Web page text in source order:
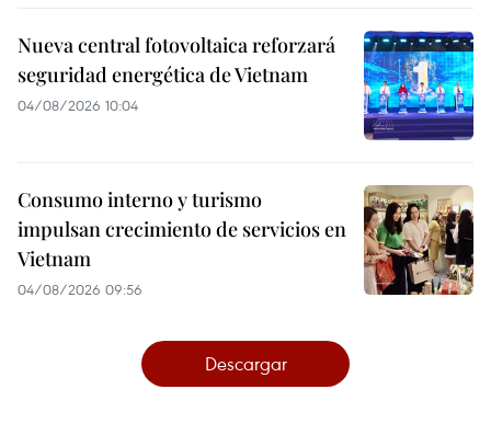
Nueva central fotovoltaica reforzará
seguridad energética de Vietnam
04/08/2026 10:04
Consumo interno y turismo
impulsan crecimiento de servicios en
Vietnam
04/08/2026 09:56
Descargar